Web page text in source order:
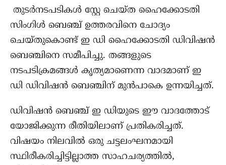
തുടർനടപടികൾ സ്റ്റേ ചെയ്ത ഹൈക്കോടതി
സിംഗിൾ ബെഞ്ച് ഉത്തരവിനെ ചോദ്യം
ചെയ്തുകൊണ്ട് ഇ ഡി ഹൈക്കോടതി ഡിവിഷൻ
ബെഞ്ചിനെ സമീപിച്ചു. തങ്ങളുടെ
നടപടിക്രമങ്ങൾ കൃത്യമാണെന്ന വാദമാണ് ഇ
ഡി ഡിവിഷൻ ബെഞ്ചിന് മുൻപാകെ ഉന്നയിച്ചത്.
ഡിവിഷൻ ബെഞ്ച് ഇ ഡിയുടെ ഈ വാദത്തോട്
യോജിക്കുന്ന രീതിയിലാണ് പ്രതികരിച്ചത്.
വിഷയം നിലവിൽ ഒരു ചട്ടലംഘനമായി
സ്ഥിരീകരിച്ചിട്ടില്ലാത്ത സാഹചര്യത്തിൽ,